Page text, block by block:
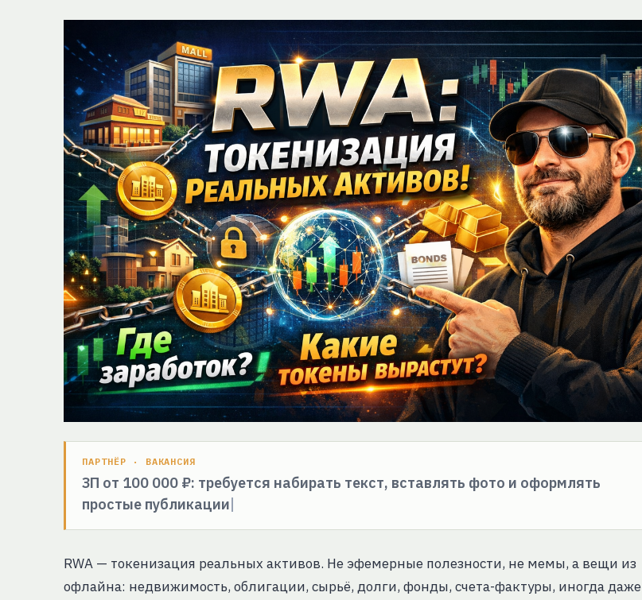
ПАРТНЁР · ВАКАНСИЯ
ЗП от 100 000 ₽: требуется набирать текст, вставлять фото и оформлять
простые публикации
RWA — токенизация реальных активов. Не эфемерные полезности, не мемы, а вещи из
офлайна: недвижимость, облигации, сырьё, долги, фонды, счета-фактуры, иногда даже